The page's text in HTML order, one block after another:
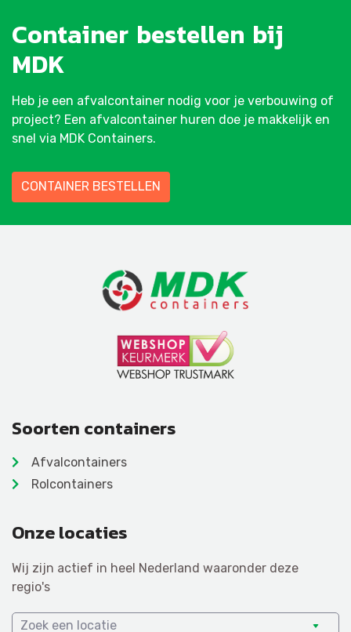
Container bestellen bij
MDK
Heb je een afvalcontainer nodig voor je verbouwing of
project? Een afvalcontainer huren doe je makkelijk en
snel via MDK Containers.
CONTAINER BESTELLEN
Soorten containers
Afvalcontainers
Rolcontainers
Onze locaties
Wij zijn actief in heel Nederland waaronder deze
regio's
Zoek een locatie